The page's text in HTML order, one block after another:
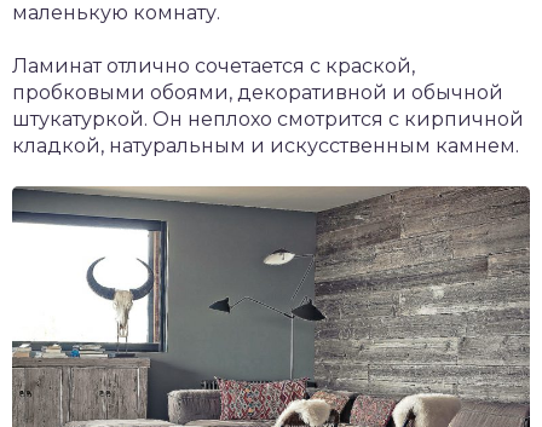
маленькую комнату.
Ламинат отлично сочетается с краской,
пробковыми обоями, декоративной и обычной
штукатуркой. Он неплохо смотрится с кирпичной
кладкой, натуральным и искусственным камнем.